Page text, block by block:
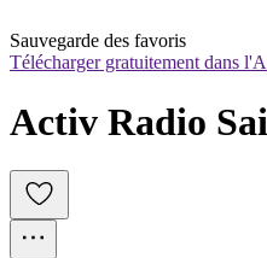
Sauvegarde des favoris
Télécharger gratuitement dans
Activ Radio